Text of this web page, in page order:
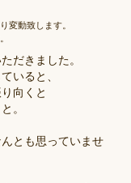
変動致します。
だきました。
いると、
向くと
。
とも思っていませ